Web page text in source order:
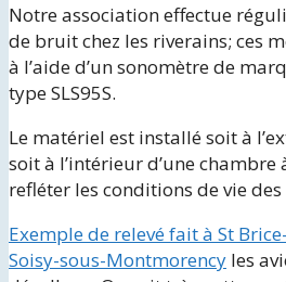
Notre association effectue
de bruit chez les riverains; ces
à l’aide d’un sonomètre de
type SLS95S.
Le matériel est installé soit à
soit à l’intérieur d’une chambre
refléter les conditions de vie
Exemple de relevé fait à St
Soisy-sous-Montmorency les